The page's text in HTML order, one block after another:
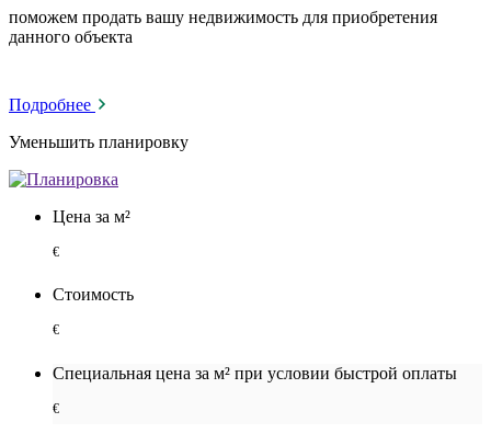
поможем продать вашу недвижимость для приобретения
данного объекта
Подробнее
Уменьшить планировку
Цена за м²
€
Стоимость
€
Специальная цена за м² при условии быстрой оплаты
€